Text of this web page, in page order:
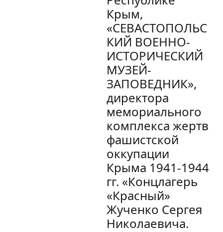
Крым,
«СЕВАСТОПОЛЬС
КИЙ ВОЕННО-
ИСТОРИЧЕСКИЙ
МУЗЕЙ-
ЗАПОВЕДНИК»,
директора
мемориального
комплекса жертв
фашистской
оккупации
Крыма 1941-1944
гг. «Концлагерь
«Красный»
Жученко Сергея
Николаевича.